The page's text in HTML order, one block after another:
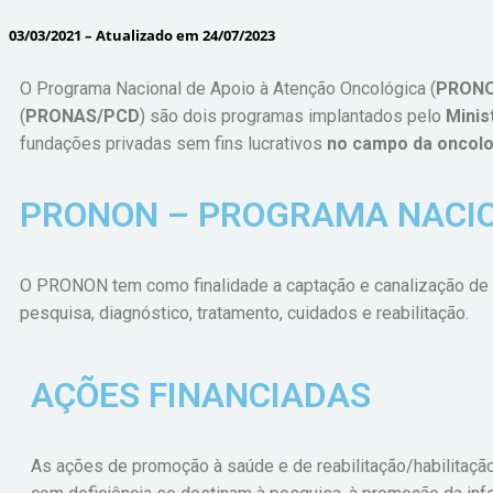
03/03/2021 – Atualizado em 24/07/2023
O Programa Nacional de Apoio à Atenção Oncológica (
( PRONAS/PCD) são dois programas implantados pelo
fundações privadas sem fins lucrativos no campo da
PRONON – PROGRAMA
O PRONON tem como finalidade a captação e canalização
pesquisa, diagnóstico, tratamento, cuidados e reabilitação.
AÇÕES FINANCIADAS
As ações de promoção à saúde e de reabilitação/